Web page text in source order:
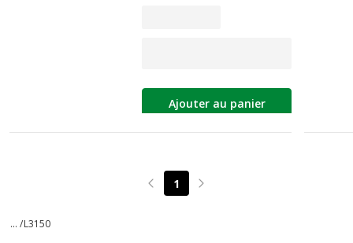
Ajouter au panier
Page précédente
1 Page suivante
... /L3150